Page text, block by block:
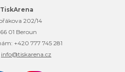
TiskArena
202/14
01 Beroun
+420 777 745 281
info@tiskarena.cz